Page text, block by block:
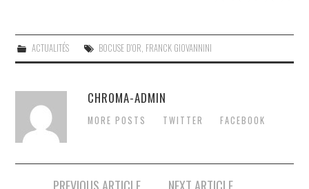
ACTUALITÉS BOCUSE D'OR, FRANCK GIOVANNINI
CHROMA-ADMIN
MORE POSTS TWITTER FACEBOOK